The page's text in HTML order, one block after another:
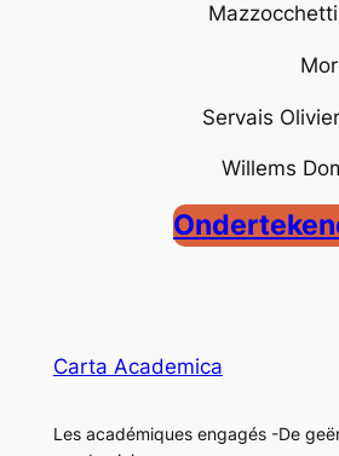
Servais
Willems
Carta Academica
Les académiques engagés -De